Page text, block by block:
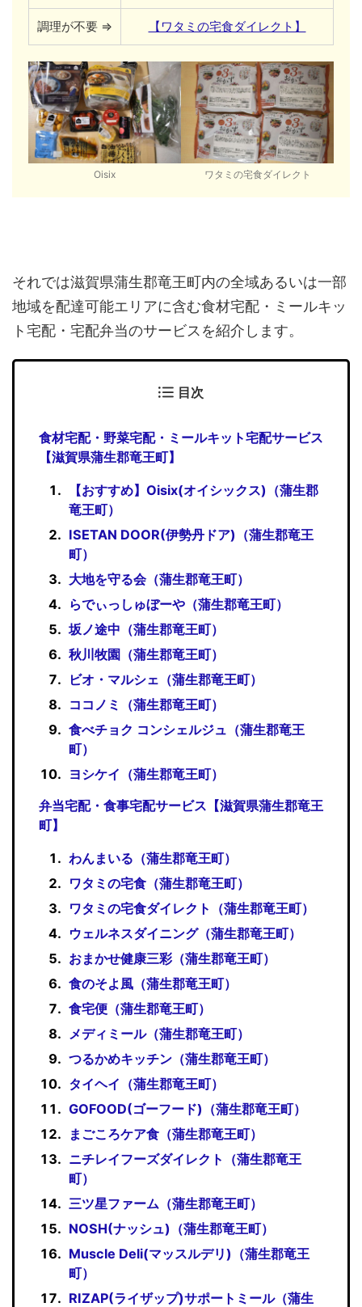
調理が不要 ⇒ 【ワタミの宅食ダイレクト】
Oisix ワタミの宅食ダイレクト
それでは滋賀県蒲生郡竜王町内の全域あるいは一部
地域を配達可能エリアに含む食材宅配・ミールキッ
ト宅配・宅配弁当のサービスを紹介します。
目次
食材宅配・野菜宅配・ミールキット宅配サービス
【滋賀県蒲生郡竜王町】
【おすすめ】Oisix(オイシックス)（蒲生郡
竜王町）
ISETAN DOOR(伊勢丹ドア)（蒲生郡竜王
町）
大地を守る会（蒲生郡竜王町）
らでぃっしゅぼーや（蒲生郡竜王町）
坂ノ途中（蒲生郡竜王町）
秋川牧園（蒲生郡竜王町）
ビオ・マルシェ（蒲生郡竜王町）
ココノミ（蒲生郡竜王町）
食べチョク コンシェルジュ（蒲生郡竜王
町）
ヨシケイ（蒲生郡竜王町）
弁当宅配・食事宅配サービス【滋賀県蒲生郡竜王
町】
わんまいる（蒲生郡竜王町）
ワタミの宅食（蒲生郡竜王町）
ワタミの宅食ダイレクト（蒲生郡竜王町）
ウェルネスダイニング（蒲生郡竜王町）
おまかせ健康三彩（蒲生郡竜王町）
食のそよ風（蒲生郡竜王町）
食宅便（蒲生郡竜王町）
メディミール（蒲生郡竜王町）
つるかめキッチン（蒲生郡竜王町）
タイヘイ（蒲生郡竜王町）
GOFOOD(ゴーフード)（蒲生郡竜王町）
まごころケア食（蒲生郡竜王町）
ニチレイフーズダイレクト（蒲生郡竜王
町）
三ツ星ファーム（蒲生郡竜王町）
NOSH(ナッシュ)（蒲生郡竜王町）
Muscle Deli(マッスルデリ)（蒲生郡竜王
町）
RIZAP(ライザップ)サポートミール（蒲生